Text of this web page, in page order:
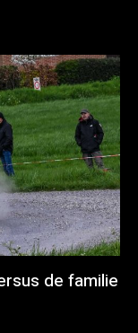
de familie